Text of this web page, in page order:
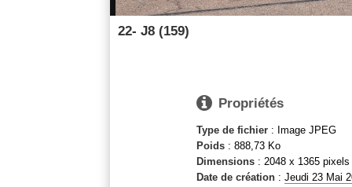
22- J8 (159)
 Propriétés
Type de fichier: Image JPEG
Poids: 888,73 Ko
Dimensions: 2048 x 1365 pixels
Date de création: Jeudi 23 Mai